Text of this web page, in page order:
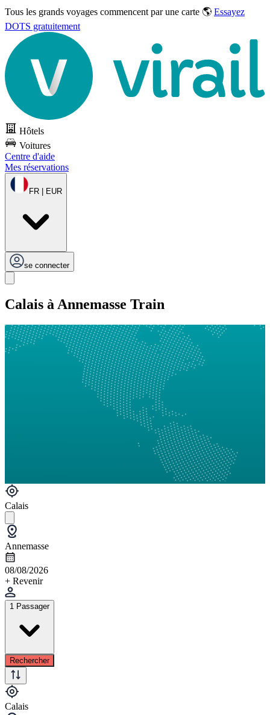
Tous les grands voyages commencent par une carte 🌎 Essayez
DOTS gratuitement
Hôtels
Voitures
Centre d'aide
Mes réservations
FR | EUR
se connecter
Calais à Annemasse Train
Calais
Annemasse
08/08/2026
+ Revenir
1 Passager
Rechercher
Calais